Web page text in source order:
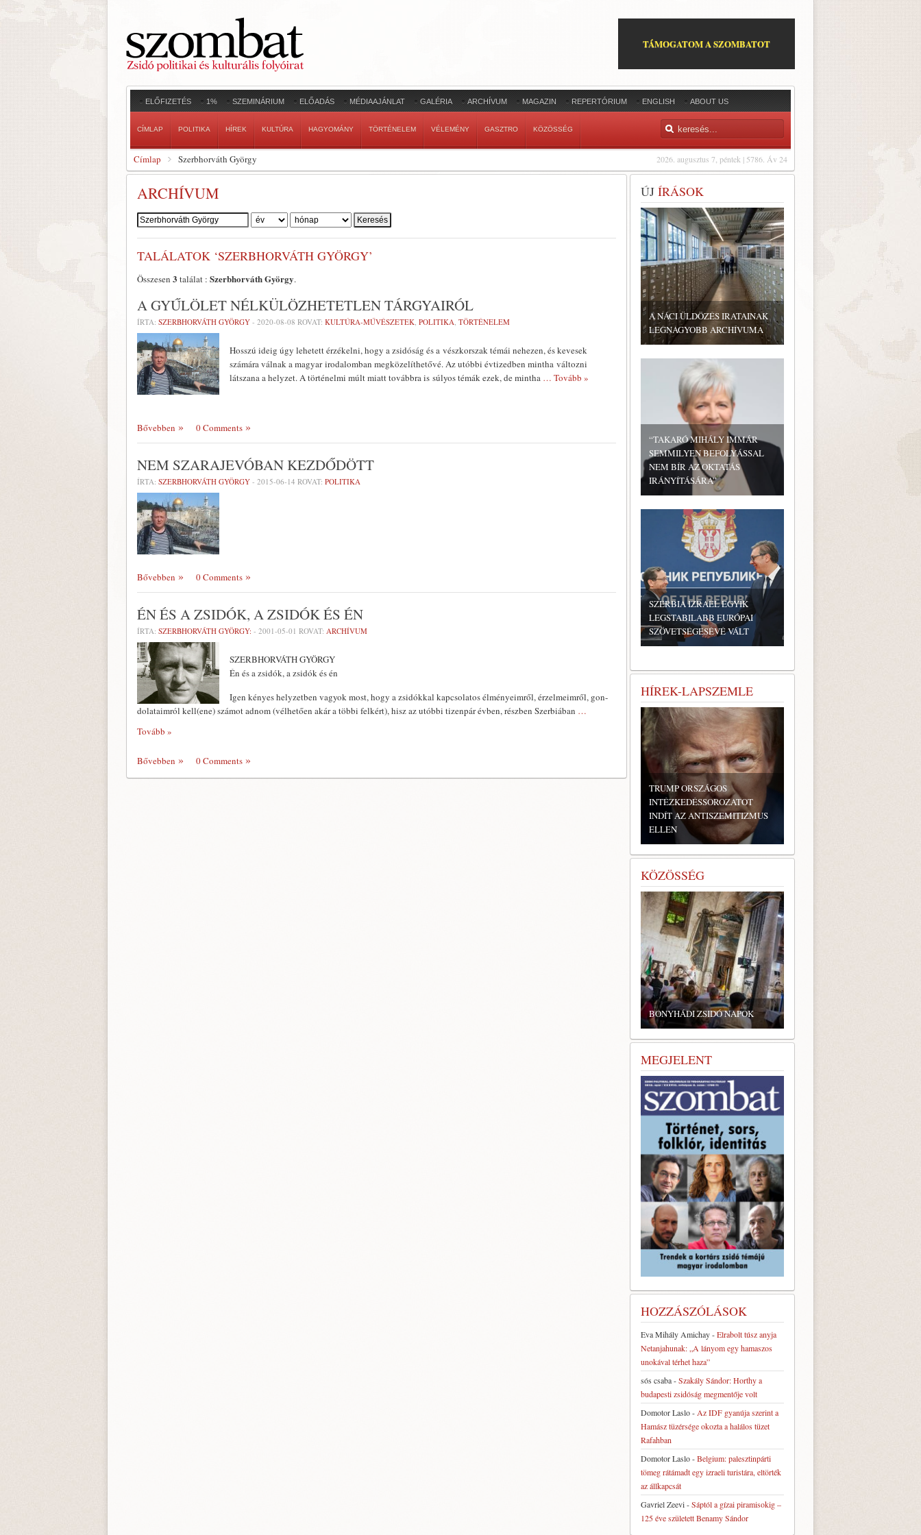
TÁMOGATOM A SZOMBATOT
ELŐFIZETÉS 1% SZEMINÁRIUM ELŐADÁS MÉDIAAJÁNLAT GALÉRIA ARCHÍVUM MAGAZIN REPERTÓRIUM ENGLISH ABOUT US
CÍMLAP POLITIKA HÍREK KULTÚRA HAGYOMÁNY TÖRTÉNELEM VÉLEMÉNY GASZTRO KÖZÖSSÉG
2026. augusztus 7, péntek | 5786. Áv 24
Címlap Szerbhorváth György
ARCHÍVUM
Szerző:
TALÁLATOK ‘SZERBHORVÁTH GYÖRGY’
Összesen 3 találat : Szerbhorváth György.
A GYŰLÖLET NÉLKÜLÖZHETETLEN TÁRGYAIRÓL
ÍRTA: SZERBHORVÁTH GYÖRGY - 2020-08-08 ROVAT: KULTÚRA-MŰVÉSZETEK, POLITIKA, TÖRTÉNELEM
Hosszú ideig úgy lehetett érzékelni, hogy a zsidóság és a vészkorszak témái nehezen, és kevesek
számára válnak a magyar irodalomban megközelíthetővé. Az utóbbi évtizedben mintha változni
látszana a helyzet. A történelmi múlt miatt továbbra is súlyos témák ezek, de mintha … Tovább »
Bővebben 0 Comments
NEM SZARAJEVÓBAN KEZDŐDÖTT
ÍRTA: SZERBHORVÁTH GYÖRGY - 2015-06-14 ROVAT: POLITIKA
Bővebben 0 Comments
ÉN ÉS A ZSIDÓK, A ZSIDÓK ÉS ÉN
ÍRTA: SZERBHORVÁTH GYÖRGY: - 2001-05-01 ROVAT: ARCHÍVUM
SZERBHORVÁTH GYÖRGY
Én és a zsidók, a zsidók és én
Igen kényes helyzetben vagyok most, hogy a zsidókkal kapcsolatos élményeimről, érzelmeimről, gon­
dolataimról kell(ene) számot adnom (vélhetően akár a többi felkért), hisz az utóbbi tizenpár évben, részben Szerbi­ában …
Tovább »
Bővebben 0 Comments
ÚJ ÍRÁSOK
A NÁCI ÜLDÖZÉS IRATAINAK
LEGNAGYOBB ARCHÍVUMA
“TAKARÓ MIHÁLY IMMÁR
SEMMILYEN BEFOLYÁSSAL
NEM BÍR AZ OKTATÁS
IRÁNYÍTÁSÁRA”
SZERBIA IZRAEL EGYIK
LEGSTABILABB EURÓPAI
SZÖVETSÉGESÉVÉ VÁLT
HÍREK-LAPSZEMLE
TRUMP ORSZÁGOS
INTÉZKEDÉSSOROZATOT
INDÍT AZ ANTISZEMITIZMUS
ELLEN
KÖZÖSSÉG
BONYHÁDI ZSIDÓ NAPOK
MEGJELENT
HOZZÁSZÓLÁSOK
Eva Mihály Amichay-Elrabolt túsz anyja
Netanjahunak: „A lányom egy hamaszos
unokával térhet haza”
sós csaba-Szakály Sándor: Horthy a
budapesti zsidóság megmentője volt
Domotor Laslo- Az IDF gyanúja szerint a
Hamász tüzérsége okozta a halálos tüzet
Rafahban
Domotor Laslo-Belgium: palesztinpárti
tömeg rátámadt egy izraeli turistára, eltörték
az állkapcsát
Gavriel Zeevi-Sáptól a gízai piramisokig –
125 éve született Benamy Sándor